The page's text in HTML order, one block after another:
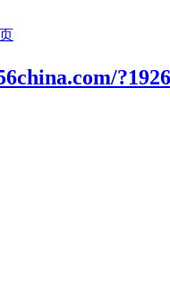
?1926